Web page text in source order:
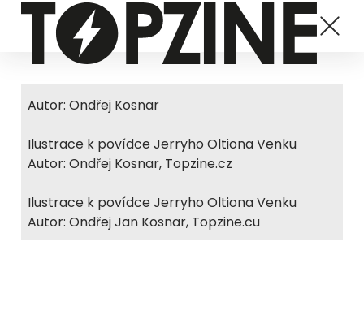
Autor: Ondřej Kosnar
Ilustrace k povídce Jerryho Oltiona Venku
Autor: Ondřej Kosnar, Topzine.cz
Ilustrace k povídce Jerryho Oltiona Venku
Autor: Ondřej Jan Kosnar, Topzine.cu